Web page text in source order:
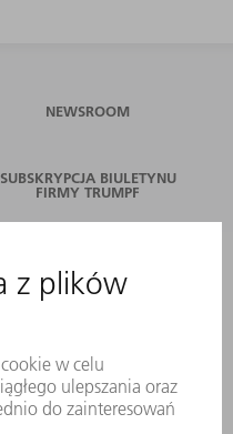
NEWSROOM
SUBSKRYPCJA BIULETYNU
FIRMY TRUMPF